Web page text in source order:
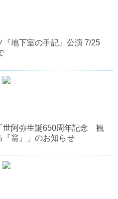
地下室の手記』公演 7/25
世阿弥生誕650周年記念 観
『翁』」のお知らせ